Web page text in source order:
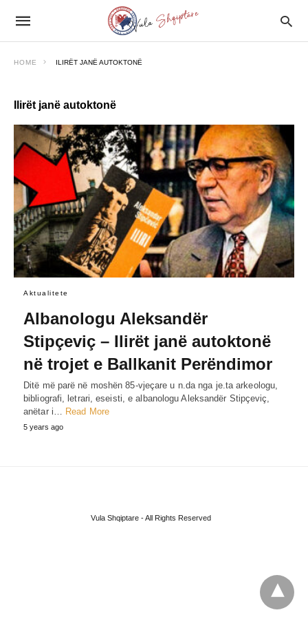
HOME ILIRËT JANË AUTOKTONË
Ilirët janë autoktonë
Aktualitete
Albanologu Aleksandër
Stipçeviç – Ilirët janë autoktonë
në trojet e Ballkanit Perëndimor
Ditë më parë në moshën 85-vjeçare u n.da nga je.ta arkeologu,
bibliografi, letrari, eseisti, e albanologu Aleksandër Stipçeviç,
anëtar i… Read More
5 years ago
Vula Shqiptare - All Rights Reserved